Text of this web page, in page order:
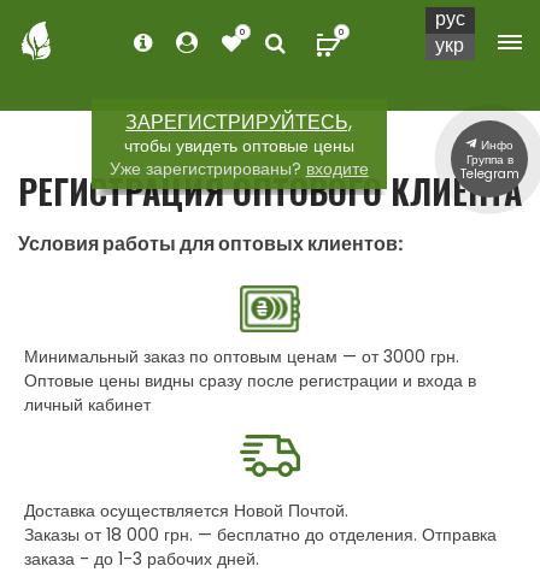
ЗАРЕГИСТРИРУЙТЕСЬ,
чтобы увидеть оптовые цены
Уже зарегистрированы? входите
0 0
РЕГИСТРАЦИЯ ОПТОВОГО КЛИЕНТА
Условия работы для оптовых клиентов:
Минимальный заказ по оптовым ценам — от 3000 грн.
Оптовые цены видны сразу после регистрации и входа в
личный кабинет
Доставка осуществляется Новой Почтой.
Заказы от 18 000 грн. — бесплатно до отделения. Отправка
заказа - до 1-3 рабочих дней.
рус
укр
Инфо
Группа в
Telegram